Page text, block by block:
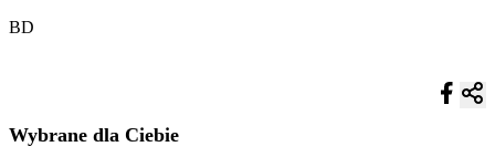
BD
Wybrane dla Ciebie